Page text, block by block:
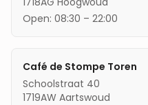
Open: 08:30 – 22:00
Café de Stompe Toren
Schoolstraat 40
1719AW Aartswoud
locatie